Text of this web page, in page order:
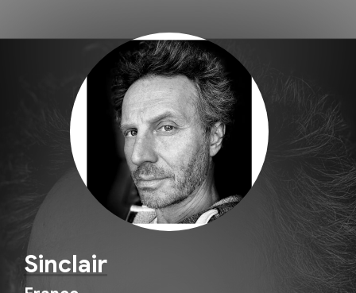
Sinclair